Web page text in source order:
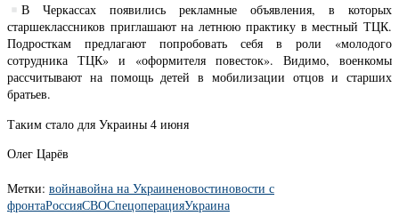
В Черкассах появились рекламные объявления, в которых
старшеклассников приглашают на летнюю практику в местный ТЦК.
Подросткам предлагают попробовать себя в роли «молодого
сотрудника ТЦК» и «оформителя повесток». Видимо, военкомы
рассчитывают на помощь детей в мобилизации отцов и старших
братьев.
Таким стало для Украины 4 июня
Олег Царёв
Метки: войнавойна на Украиненовостиновости с
фронтаРоссияСВОСпецоперацияУкраина